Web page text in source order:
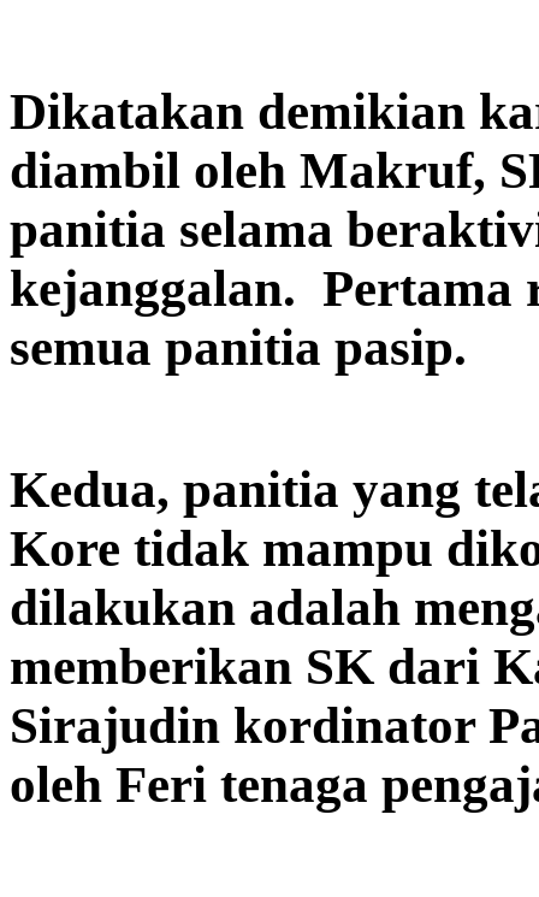
Dikatakan demikian
diambil oleh Makruf,
panitia selama
kejanggalan. Pertama
semua panitia pasip.
Kedua, panitia yang
Kore tidak mampu
dilakukan adalah
memberikan SK dari
Sirajudin kordinator
oleh Feri tenaga